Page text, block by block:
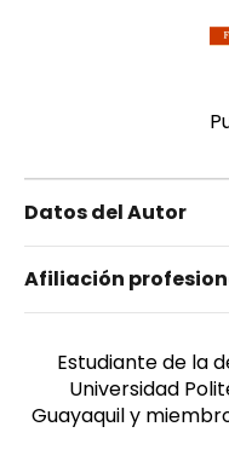
Datos del Autor
Cedeño
Afiliación
Estudiante de la
Universidad
Guayaquil y